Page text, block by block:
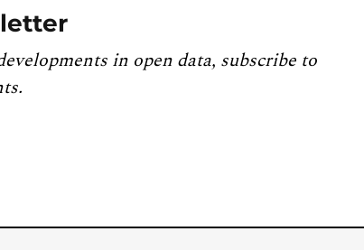
in open data, subscribe to